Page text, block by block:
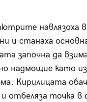
навлязоха в
и станаха
започна да
надмощие като
Кирилицата
отбеляза точка в